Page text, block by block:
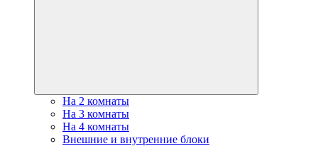
На 2 комнаты
На 3 комнаты
На 4 комнаты
Внешние и внутренние блоки